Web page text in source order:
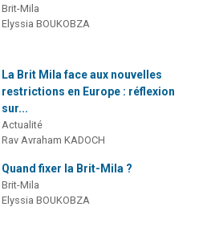
Brit-Mila
Elyssia BOUKOBZA
La Brit Mila face aux nouvelles
restrictions en Europe : réflexion
sur...
Actualité
Rav Avraham KADOCH
Quand fixer la Brit-Mila ?
Brit-Mila
Elyssia BOUKOBZA